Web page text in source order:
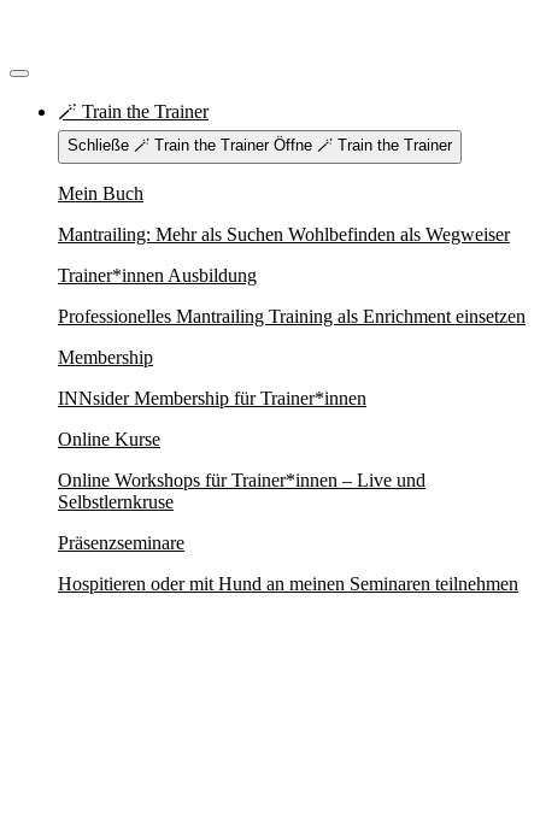
🪄 Train the Trainer
Schließe 🪄 Train the Trainer Öffne 🪄 Train the Trainer
Mein Buch
Mantrailing: Mehr als Suchen Wohlbefinden als Wegweiser
Trainer*innen Ausbildung
Professionelles Mantrailing Training als Enrichment einsetzen
Membership
INNsider Membership für Trainer*innen
Online Kurse
Online Workshops für Trainer*innen – Live und
Selbstlernkruse
Präsenzseminare
Hospitieren oder mit Hund an meinen Seminaren teilnehmen